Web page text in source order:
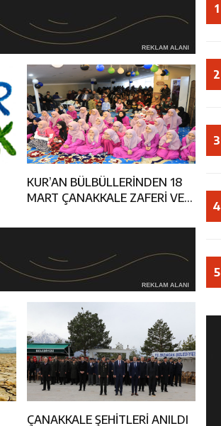
KUR’AN BÜLBÜLLERİNDEN 18
MART ÇANAKKALE ZAFERİ VE
PROGRAMI
ÇANAKKALE ŞEHİTLERİ ANILDI
1
2
3
4
5